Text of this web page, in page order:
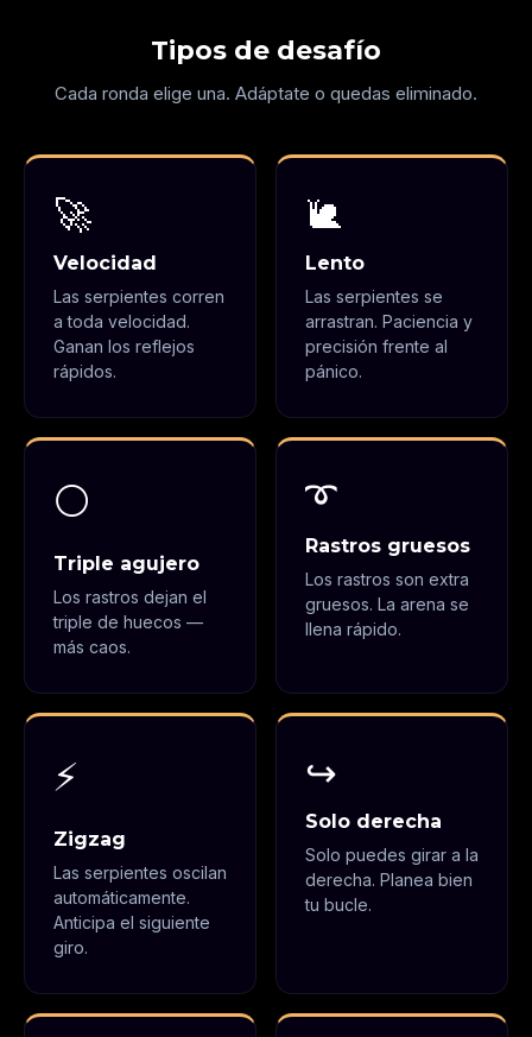
Tipos de desafío
Cada ronda elige una. Adáptate o quedas eliminado.
🚀
Velocidad
Las serpientes corren
a toda velocidad.
Ganan los reflejos
rápidos.
🐌
Lento
Las serpientes se
arrastran. Paciencia y
precisión frente al
pánico.
⚪
Triple agujero
Los rastros dejan el
triple de huecos —
más caos.
➰
Rastros gruesos
Los rastros son extra
gruesos. La arena se
llena rápido.
⚡
Zigzag
Las serpientes oscilan
automáticamente.
Anticipa el siguiente
giro.
↪️
Solo derecha
Solo puedes girar a la
derecha. Planea bien
tu bucle.